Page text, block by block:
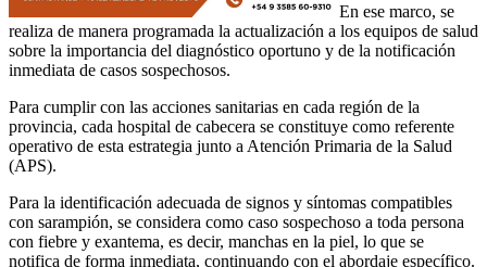
En ese marco, se
realiza de manera programada la actualización a los equipos de salud
sobre la importancia del diagnóstico oportuno y de la notificación
inmediata de casos sospechosos.
Para cumplir con las acciones sanitarias en cada región de la
provincia, cada hospital de cabecera se constituye como referente
operativo de esta estrategia junto a Atención Primaria de la Salud
(APS).
Para la identificación adecuada de signos y síntomas compatibles
con sarampión, se considera como caso sospechoso a toda persona
con fiebre y exantema, es decir, manchas en la piel, lo que se
notifica de forma inmediata, continuando con el abordaje específico.